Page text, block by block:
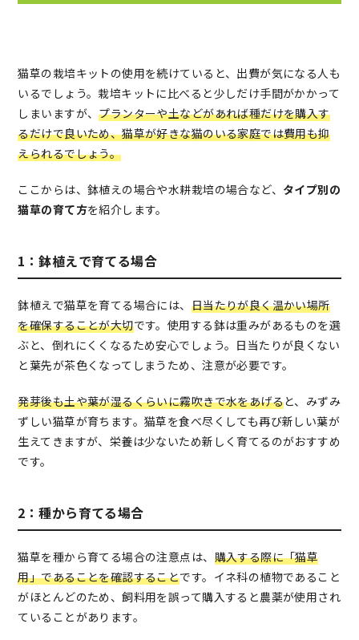
猫草の栽培キットの使用を続けていると、出費が気になる人も
いるでしょう。栽培キットに比べると少しだけ手間がかかって
しまいますが、プランターや土などがあれば種だけを購入す
るだけで良いため、猫草が好きな猫のいる家庭では費用も抑
えられるでしょう。
ここからは、鉢植えの場合や水耕栽培の場合など、 タイプ別の
猫草の育て方を紹介します。
1：鉢植えで育てる場合
鉢植えで猫草を育てる場合には、 日当たりが良く温かい場所
を確保することが大切です。使用する鉢は重みがあるものを選
ぶと、倒れにくくなるため安心でしょう。日当たりが良くない
と葉先が茶色くなってしまうため、注意が必要です。
発芽後も土や葉が湿るくらいに霧吹きで水をあげると、みずみ
ずしい猫草が育ちます。猫草を食べ尽くしても再び新しい葉が
生えてきますが、栄養は少ないため新しく育てるのがおすすめ
です。
2：種から育てる場合
猫草を種から育てる場合の注意点は、 購入する際に「猫草
用」であることを確認することです。イネ科の植物であること
がほとんどのため、飼料用を誤って購入すると農薬が使用され
ていることがあります。